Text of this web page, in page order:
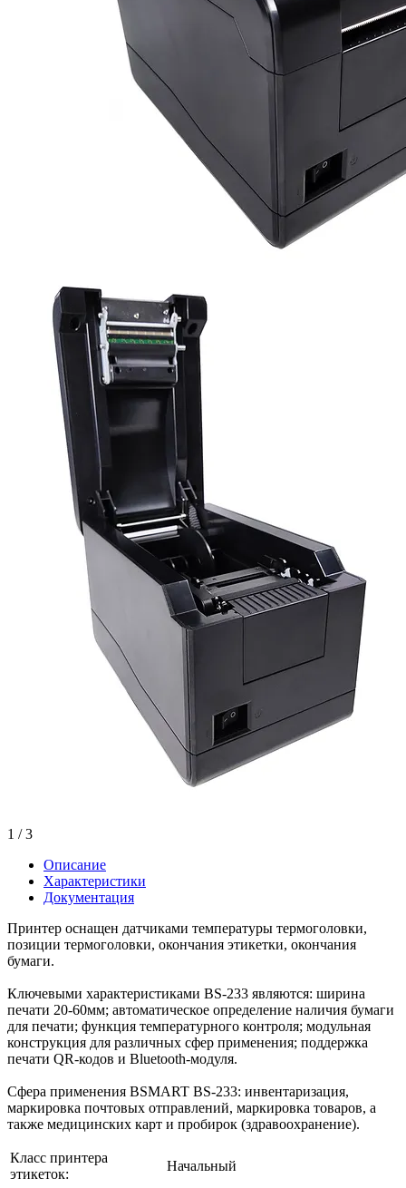
1 / 3
Описание
Характеристики
Документация
Принтер оснащен датчиками температуры термоголовки,
позиции термоголовки, окончания этикетки, окончания
бумаги.
Ключевыми характеристиками BS-233 являются: ширина
печати 20-60мм; автоматическое определение наличия бумаги
для печати; функция температурного контроля; модульная
конструкция для различных сфер применения; поддержка
печати QR-кодов и Bluetooth-модуля.
Сфера применения BSMART BS-233: инвентаризация,
маркировка почтовых отправлений, маркировка товаров, а
также медицинских карт и пробирок (здравоохранение).
Класс принтера
этикеток:
Начальный